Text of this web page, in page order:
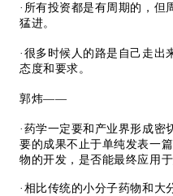
·所有投资都是有周期的，但
猛进。
·很多时候人的路是自己走出
态度和要求。
郭炜——
·药学一定要和产业界形成密
要的成果不止于单纯发表一
物的开发，是否能最终应用
·相比传统的小分子药物和大